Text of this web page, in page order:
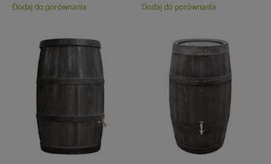
Dodaj do porównania
Dodaj do porównania